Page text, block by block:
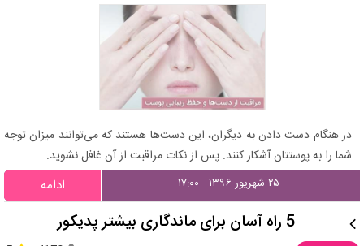
در هنگام دست دادن به دیگران، این دست‌ها هستند که می‌توانند میزان توجه
شما را به پوستتان آشکار کنند. پس از نکات مراقبت از آن غافل نشوید.
۲۵ شهریور ۱۳۹۶ - ۱۷:۰۰ ادامه
5 راه آسان برای ماندگاری بیشتر پدیکور